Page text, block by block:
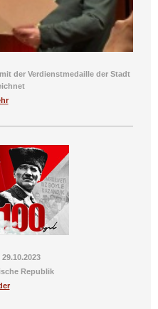
der Verdienstmedaille der Stadt
29.10.2023
Republik